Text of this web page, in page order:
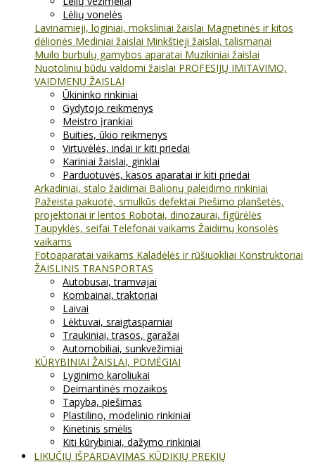
Lėlių vonelės
Lavinamieji, loginiai, moksliniai žaislai Magnetinės ir kitos
dėlionės Mediniai žaislai Minkštieji žaislai, talismanai
Muilo burbulų gamybos aparatai Muzikiniai žaislai
Nuotoliniu būdu valdomi žaislai PROFESIJŲ IMITAVIMO,
VAIDMENŲ ŽAISLAI
Ūkininko rinkiniai
Gydytojo reikmenys
Meistro įrankiai
Buities, ūkio reikmenys
Virtuvėlės, indai ir kiti priedai
Kariniai žaislai, ginklai
Parduotuvės, kasos aparatai ir kiti priedai
Arkadiniai, stalo žaidimai Balionų paleidimo rinkiniai
Pažeista pakuotė, smulkūs defektai Piešimo planšetės,
projektoriai ir lentos Robotai, dinozaurai, figūrėlės
Taupyklės, seifai Telefonai vaikams Žaidimų konsolės
vaikams
Fotoaparatai vaikams Kaladėlės ir rūšiuokliai Konstruktoriai
ŽAISLINIS TRANSPORTAS
Autobusai, tramvajai
Kombainai, traktoriai
Laivai
Lėktuvai, sraigtasparniai
Traukiniai, trasos, garažai
Automobiliai, sunkvežimiai
KŪRYBINIAI ŽAISLAI, POMĖGIAI
Lyginimo karoliukai
Deimantinės mozaikos
Tapyba, piešimas
Plastilino, modelinio rinkiniai
Kinetinis smėlis
Kiti kūrybiniai, dažymo rinkiniai
LIKUČIŲ IŠPARDAVIMAS KŪDIKIŲ PREKIŲ